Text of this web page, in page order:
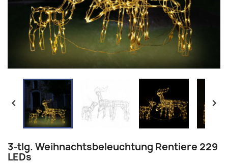
 
3-tlg. Weihnachtsbeleuchtung Rentiere 229
LEDs